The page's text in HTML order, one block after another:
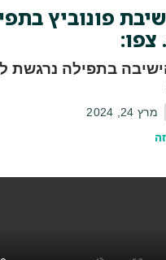
פונוביץ
בתפילה נרגשת
מרץ 24, 2024